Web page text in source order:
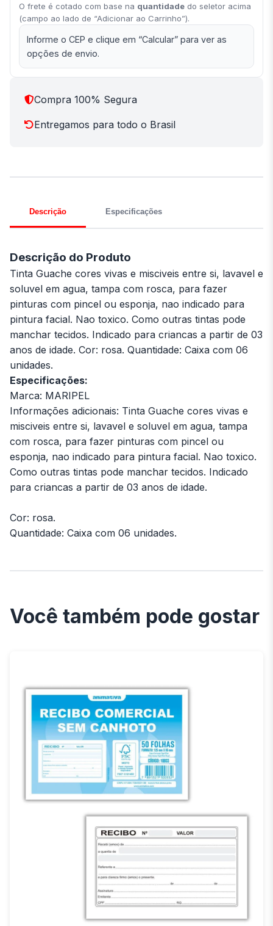
O frete é cotado com base na quantidade do seletor acima
(campo ao lado de “Adicionar ao Carrinho”).
Informe o CEP e clique em “Calcular” para ver as
opções de envio.
Compra 100% Segura
Entregamos para todo o Brasil
Descrição Especificações
Descrição do Produto
Tinta Guache cores vivas e misciveis entre si, lavavel e
soluvel em agua, tampa com rosca, para fazer
pinturas com pincel ou esponja, nao indicado para
pintura facial. Nao toxico. Como outras tintas pode
manchar tecidos. Indicado para criancas a partir de 03
anos de idade. Cor: rosa. Quantidade: Caixa com 06
unidades.
Especificações:
Marca: MARIPEL
Informações adicionais: Tinta Guache cores vivas e
misciveis entre si, lavavel e soluvel em agua, tampa
com rosca, para fazer pinturas com pincel ou
esponja, nao indicado para pintura facial. Nao toxico.
Como outras tintas pode manchar tecidos. Indicado
para criancas a partir de 03 anos de idade.
Cor: rosa.
Quantidade: Caixa com 06 unidades.
Você também pode gostar